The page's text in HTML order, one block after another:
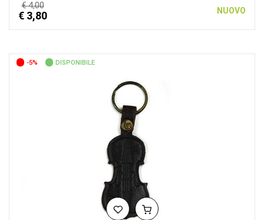
€ 4,00
€ 3,80 NUOVO
-5% DISPONIBILE